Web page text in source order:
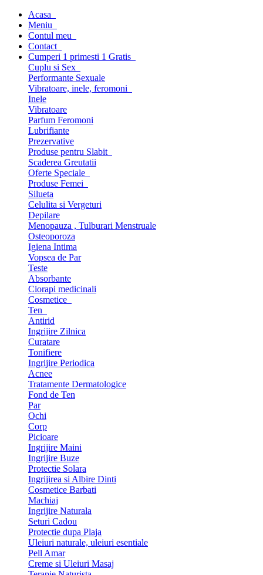
Acasa
Meniu
Contul meu
Contact
Cumperi 1 primesti 1 Gratis
Cuplu si Sex
Performante Sexuale
Vibratoare, inele, feromoni
Inele
Vibratoare
Parfum Feromoni
Lubrifiante
Prezervative
Produse pentru Slabit
Scaderea Greutatii
Oferte Speciale
Produse Femei
Silueta
Celulita si Vergeturi
Depilare
Menopauza , Tulburari Menstruale
Osteoporoza
Igiena Intima
Vopsea de Par
Teste
Absorbante
Ciorapi medicinali
Cosmetice
Ten
Antirid
Ingrijire Zilnica
Curatare
Tonifiere
Ingrijire Periodica
Acnee
Tratamente Dermatologice
Fond de Ten
Par
Ochi
Corp
Picioare
Ingrijire Maini
Ingrijire Buze
Protectie Solara
Ingrijirea si Albire Dinti
Cosmetice Barbati
Machiaj
Ingrijire Naturala
Seturi Cadou
Protectie dupa Plaja
Uleiuri naturale, uleiuri esentiale
Pell Amar
Creme si Uleiuri Masaj